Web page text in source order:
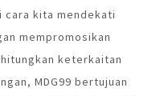
kita mendekati
mempromosikan
keterkaitan
MDG99 bertujuan